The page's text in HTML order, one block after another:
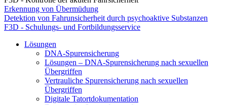
Erkennung von Übermüdung
Detektion von Fahrunsicherheit durch psychoaktive Substanzen
F3D - Schulungs- und Fortbildungsservice
Lösungen
DNA-Spurensicherung
Lösungen – DNA-Spurensicherung nach sexuellen
Übergriffen
Vertrauliche Spurensicherung nach sexuellen
Übergriffen
Digitale Tatortdokumentation